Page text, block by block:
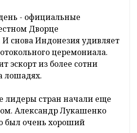
- официальные
Дворце
снова Индонезия удивляет
церемониала.
эскорт из более сотни
лошадях.
лидеры стран начали еще
Александр Лукашенко
был очень хороший